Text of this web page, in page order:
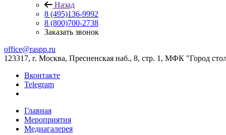
Назад
8 (495)136-9992
8 (800)700-2738
Заказать звонок
office@raspp.ru
123317, г. Москва, Пресненская наб., 8, стр. 1, МФК "Город
Вконтакте
Telegram
Главная
Мероприятия
Медиагалерея